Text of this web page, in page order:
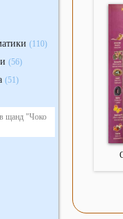
(110)
(56)
(51)
| в щанд "Чоко